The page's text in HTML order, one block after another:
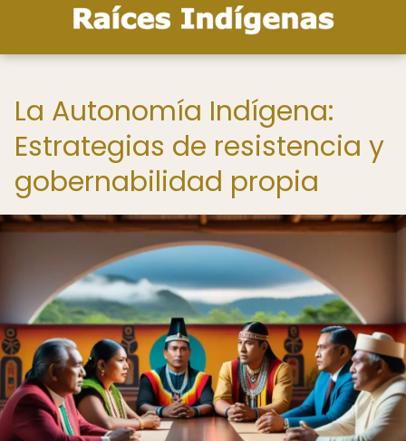
La Autonomía Indígena:
Estrategias de resistencia y
gobernabilidad propia